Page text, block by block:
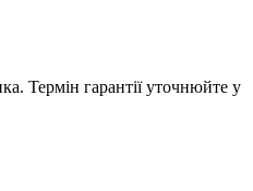
Термін гарантії уточнюйте у